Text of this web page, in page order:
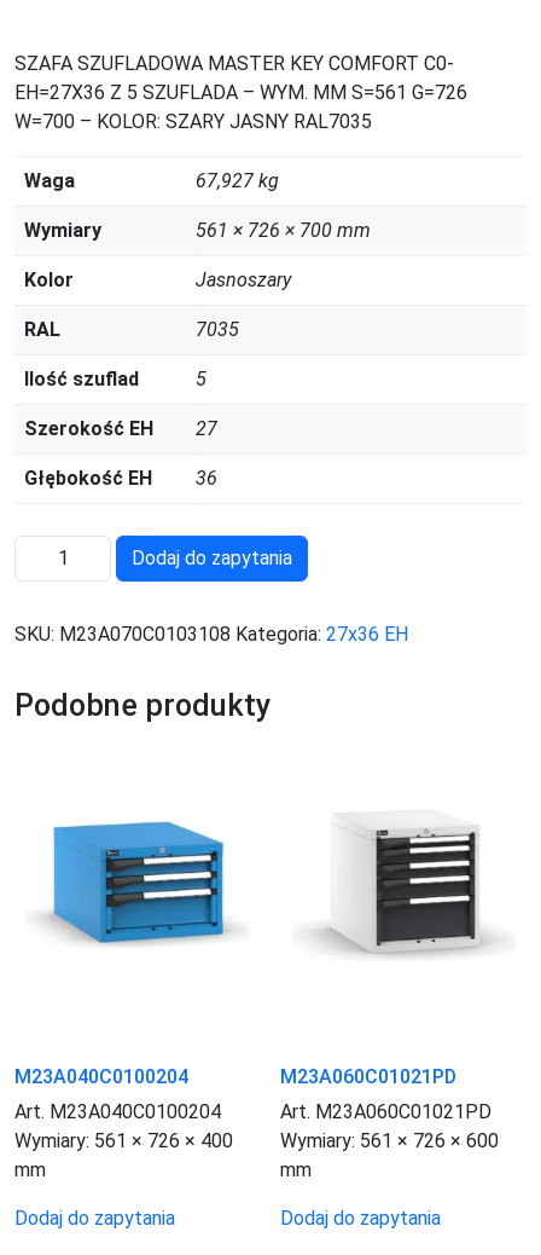
SZAFA SZUFLADOWA MASTER KEY COMFORT C0-
EH=27X36 Z 5 SZUFLADA – WYM. MM S=561 G=726
W=700 – KOLOR: SZARY JASNY RAL7035
Waga 67,927 kg
Wymiary 561 × 726 × 700 mm
Kolor Jasnoszary
RAL 7035
Ilość szuflad 5
Szerokość EH 27
Głębokość EH 36
M23A070C0103108
Dodaj do zapytania
SKU: M23A070C0103108 Kategoria: 27x36 EH
Podobne produkty
M23A040C0100204
Art. M23A040C0100204
Wymiary: 561 × 726 × 400
mm
Dodaj do zapytania
M23A060C01021PD
Art. M23A060C01021PD
Wymiary: 561 × 726 × 600
mm
Dodaj do zapytania